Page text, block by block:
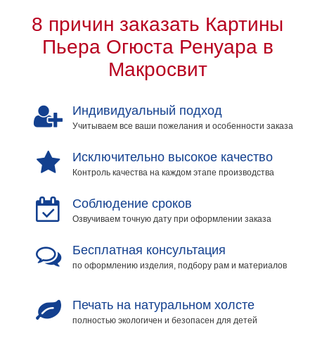
8 причин заказать Картины
Пьера Огюста Ренуара в
Макросвит
Индивидуальный подход
Учитываем все ваши пожелания и особенности заказа
Исключительно высокое качество
Контроль качества на каждом этапе производства
Соблюдение сроков
Озвучиваем точную дату при оформлении заказа
Бесплатная консультация
по оформлению изделия, подбору рам и материалов
Печать на натуральном холсте
полностью экологичен и безопасен для детей